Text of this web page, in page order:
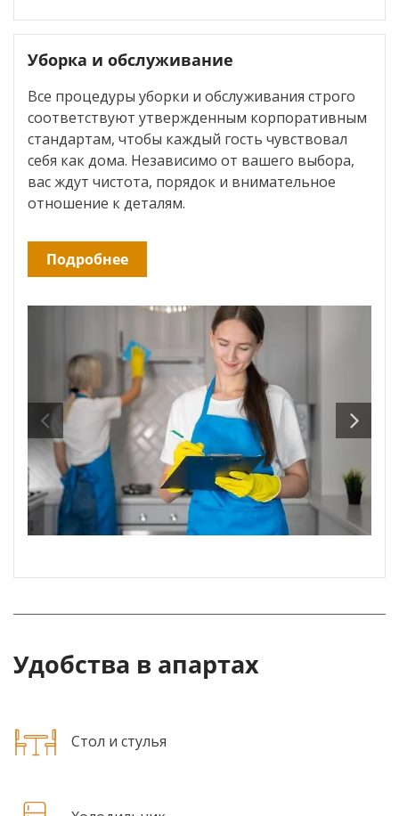
Уборка и обслуживание
Все процедуры уборки и обслуживания строго
соответствуют утвержденным корпоративным
стандартам, чтобы каждый гость чувствовал
себя как дома. Независимо от вашего выбора,
вас ждут чистота, порядок и внимательное
отношение к деталям.
Подробнее
Удобства в апартах
Стол и стулья